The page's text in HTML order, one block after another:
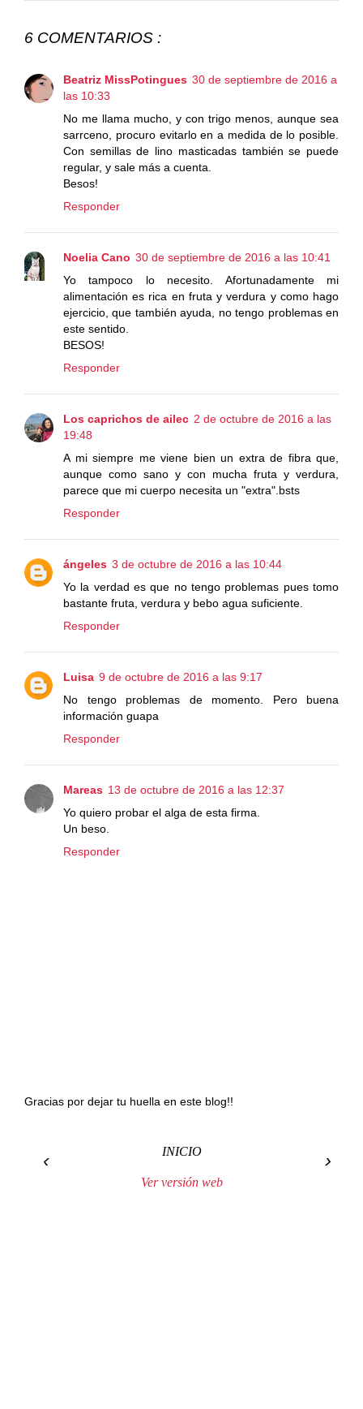
6 COMENTARIOS :
Beatriz MissPotingues 30 de septiembre de 2016 a
las 10:33
No me llama mucho, y con trigo menos, aunque sea
sarrceno, procuro evitarlo en a medida de lo posible.
Con semillas de lino masticadas también se puede
regular, y sale más a cuenta.
Besos!
Responder
Noelia Cano 30 de septiembre de 2016 a las 10:41
Yo tampoco lo necesito. Afortunadamente mi
alimentación es rica en fruta y verdura y como hago
ejercicio, que también ayuda, no tengo problemas en
este sentido.
BESOS!
Responder
Los caprichos de ailec 2 de octubre de 2016 a las
19:48
A mi siempre me viene bien un extra de fibra que,
aunque como sano y con mucha fruta y verdura,
parece que mi cuerpo necesita un "extra".bsts
Responder
ángeles 3 de octubre de 2016 a las 10:44
Yo la verdad es que no tengo problemas pues tomo
bastante fruta, verdura y bebo agua suficiente.
Responder
Luisa 9 de octubre de 2016 a las 9:17
No tengo problemas de momento. Pero buena
información guapa
Responder
Mareas 13 de octubre de 2016 a las 12:37
Yo quiero probar el alga de esta firma.
Un beso.
Responder
Gracias por dejar tu huella en este blog!!
‹ ›
INICIO
Ver versión web